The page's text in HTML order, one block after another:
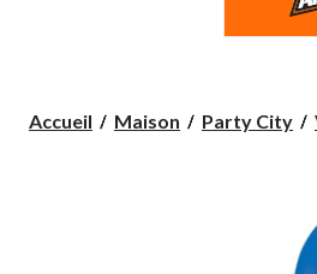
Accueil Maison Party City